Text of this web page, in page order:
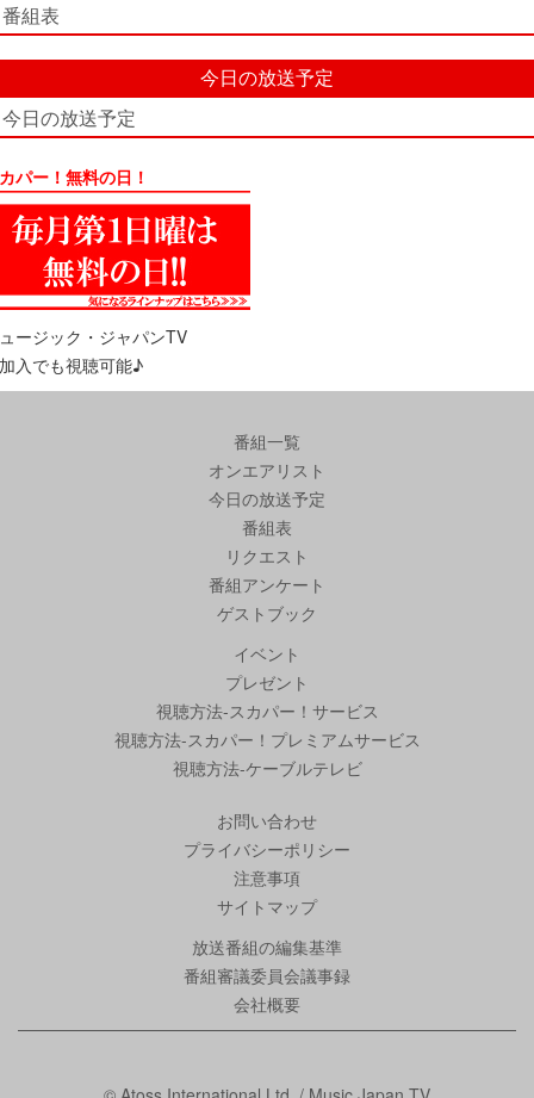
番組表
今日の放送予定
今日の放送予定
パー！無料の日！
ージック・ジャパンTV
入でも視聴可能♪
番組一覧
オンエアリスト
今日の放送予定
番組表
リクエスト
番組アンケート
ゲストブック
イベント
プレゼント
視聴方法-スカパー！サービス
視聴方法-スカパー！プレミアムサービス
視聴方法-ケーブルテレビ
お問い合わせ
プライバシーポリシー
注意事項
サイトマップ
放送番組の編集基準
番組審議委員会議事録
会社概要